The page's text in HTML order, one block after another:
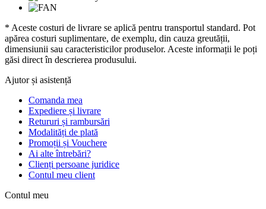
* Aceste costuri de livrare se aplică pentru transportul standard. Pot
apărea costuri suplimentare, de exemplu, din cauza greutății,
dimensiunii sau caracteristicilor produselor. Aceste informații le poți
găsi direct în descrierea produsului.
Ajutor și asistență
Comanda mea
Expediere și livrare
Retururi și rambursări
Modalități de plată
Promoții și Vouchere
Ai alte întrebări?
Clienți persoane juridice
Contul meu client
Contul meu